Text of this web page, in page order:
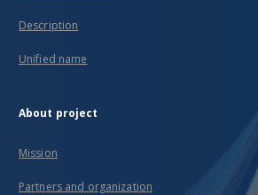
Description
Unified name
About project
Mission
Partners and organization